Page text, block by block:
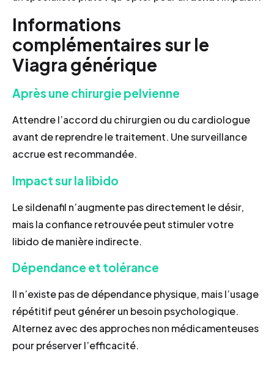
Informations
complémentaires sur le
Viagra générique
Après une chirurgie pelvienne
Attendre l’accord du chirurgien ou du cardiologue
avant de reprendre le traitement. Une surveillance
accrue est recommandée.
Impact sur la libido
Le sildenafil n’augmente pas directement le désir,
mais la confiance retrouvée peut stimuler votre
libido de manière indirecte.
Dépendance et tolérance
Il n’existe pas de dépendance physique, mais l’usage
répétitif peut générer un besoin psychologique.
Alternez avec des approches non médicamenteuses
pour préserver l’efficacité.